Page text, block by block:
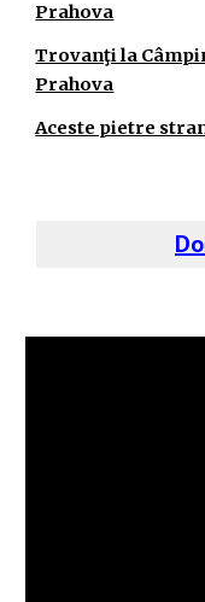
Prahova
Trovanţi la
Prahova
Aceste pietre